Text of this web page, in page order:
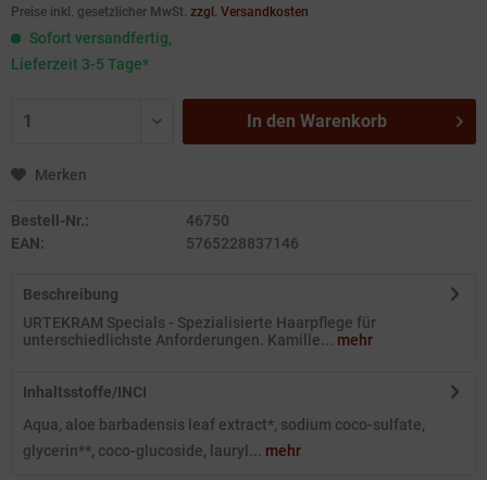
Preise inkl. gesetzlicher MwSt. zzgl. Versandkosten
Sofort versandfertig,
Lieferzeit 3-5 Tage*
In den Warenkorb
Merken
Bestell-Nr.:
46750
EAN:
5765228837146
Beschreibung
URTEKRAM Specials - Spezialisierte Haarpflege für
unterschiedlichste Anforderungen. Kamille... mehr
Inhaltsstoffe/INCI
Aqua, aloe barbadensis leaf extract*, sodium coco-sulfate,
glycerin**, coco-glucoside, lauryl... mehr